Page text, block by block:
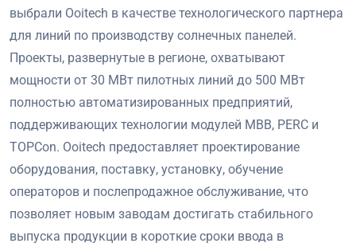
выбрали Ooitech в качестве технологического партнера
для линий по производству солнечных панелей.
Проекты, развернутые в регионе, охватывают
мощности от 30 МВт пилотных линий до 500 МВт
полностью автоматизированных предприятий,
поддерживающих технологии модулей MBB, PERC и
TOPCon. Ooitech предоставляет проектирование
оборудования, поставку, установку, обучение
операторов и послепродажное обслуживание, что
позволяет новым заводам достигать стабильного
выпуска продукции в короткие сроки ввода в